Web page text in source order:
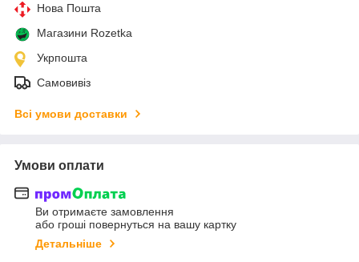
Нова Пошта
Магазини Rozetka
Укрпошта
Самовивіз
Всі умови доставки
Умови оплати
Ви отримаєте замовлення
або гроші повернуться на вашу картку
Детальніше